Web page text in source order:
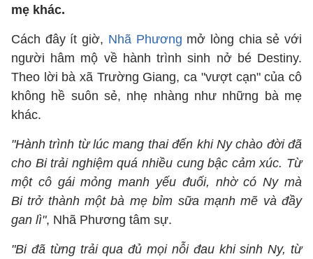
mẹ khác.
Cách đây ít giờ, Nhã Phương mở lòng chia sẻ với
người hâm mộ về hành trình sinh nở bé Destiny.
Theo lời bà xã Trường Giang, ca "vượt cạn" của cô
không hề suôn sẻ, nhẹ nhàng như những bà mẹ
khác.
"Hành trình từ lúc mang thai đến khi Ny chào đời đã
cho Bi trải nghiệm quá nhiều cung bậc cảm xúc. Từ
một cô gái mỏng manh yếu đuối, nhờ có Ny mà
Bi trở thành một bà mẹ bỉm sữa mạnh mẽ và đầy
gan lì", Nhã Phương tâm sự.
"Bi đã từng trải qua đủ mọi nỗi đau khi sinh Ny, từ